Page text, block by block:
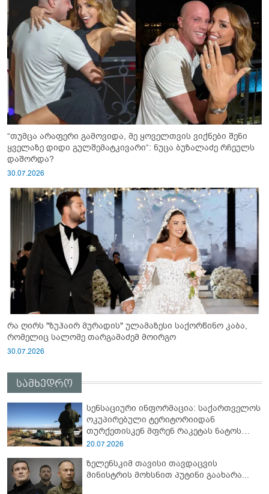
“თუმცა არაფერი გამოვიდა, მე ყოველთვის ვიქნები შენი
ყველაზე დიდი გულშემატკივარი“: ნუცა ბუზალაძე რჩეულს
დაშორდა?
30.07.2026
რა ღირს "ზუჰაირ მურადის" ულამაზესი საქორწინო კაბა,
რომელიც სალომე თარგამაძემ მოირგო
30.07.2026
სამხედრო
სენსაციური ინფორმაცია: საქართველოს
ოკუპირებული ტერიტორიიდან
თურქეთისკენ მფრენ რაკეტას ნატოს
სამიტი კინაღამ ჩაუშლია
20.07.2026
ზელენსკიმ თავისი თავდაცვის
მინისტრის მოხსნით პუტინი გაახარა...